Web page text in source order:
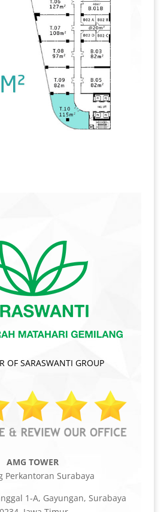
OF SARASWANTI GROUP
AMG TOWER
Perkantoran Surabaya
1-A, Gayungan, Surabaya